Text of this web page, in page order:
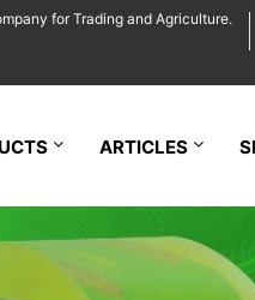
for Trading and Agriculture.
ARTICLES